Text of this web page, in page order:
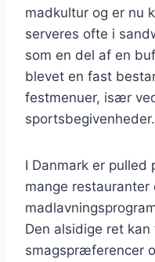
madkultur og er nu
serveres ofte i
som en del af en
blevet en fast
festmenuer, især
sportsbegivenheder.
I Danmark er pulled
mange restauranter
Den alsidige ret
smagspræferencer